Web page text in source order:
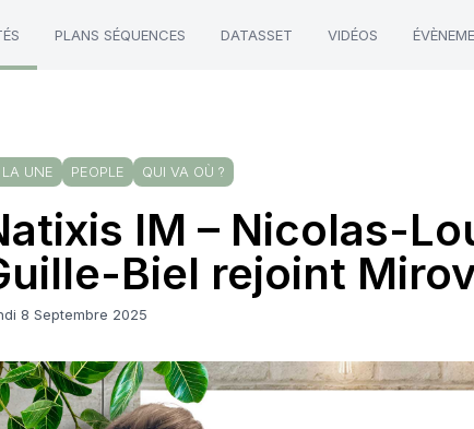
PLANS SÉQUENCES DATASSET VIDÉOS
UNE PEOPLE QUI VA OÙ ?
IM – Nicolas-
Biel rejoint
8 Septembre 2025